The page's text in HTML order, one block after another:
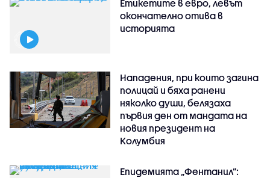
Етикетите в евро, левът
окончателно отива в
историята
Нападения, при които загина
полицай и бяха ранени
няколко души, белязаха
първия ден от мандата на
новия президент на
Колумбия
Епидемията „Фентанил”: